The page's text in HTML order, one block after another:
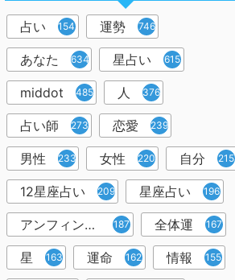
占い 1545 運勢 746
あなた 634 星占い 615
middot 485 人 376
占い師 273 恋愛 239
男性 233 女性 220 自分 215
12星座占い 209 星座占い 196
アンフィン先生 187 全体運 167
星 163 運命 162 情報 155